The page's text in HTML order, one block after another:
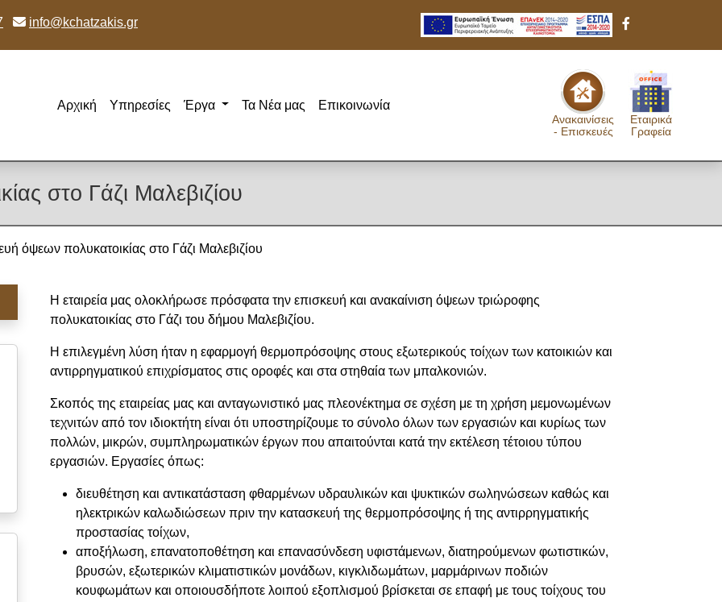
info@kchatzakis.gr
Αρχική Υπηρεσίες Έργα Τα Νέα μας Επικοινωνία
Ανακαινίσεις
- Επισκευές
Εταιρικά
Γραφεία
στο Γάζι Μαλεβιζίου
όψεων πολυκατοικίας στο Γάζι Μαλεβιζίου
Η εταιρεία μας ολοκλήρωσε πρόσφατα την επισκευή και ανακαίνιση όψεων τριώροφης
πολυκατοικίας στο Γάζι του δήμου Μαλεβιζίου.
Η επιλεγμένη λύση ήταν η εφαρμογή θερμοπρόσοψης στους εξωτερικούς τοίχων των κατοικιών και
αντιρρηγματικού επιχρίσματος στις οροφές και στα στηθαία των μπαλκονιών.
Σκοπός της εταιρείας μας και ανταγωνιστικό μας πλεονέκτημα σε σχέση με τη χρήση μεμονωμένων
τεχνιτών από τον ιδιοκτήτη είναι ότι υποστηρίζουμε το σύνολο όλων των εργασιών και κυρίως των
πολλών, μικρών, συμπληρωματικών έργων που απαιτούνται κατά την εκτέλεση τέτοιου τύπου
εργασιών. Εργασίες όπως:
διευθέτηση και αντικατάσταση φθαρμένων υδραυλικών και ψυκτικών σωληνώσεων καθώς και
ηλεκτρικών καλωδιώσεων πριν την κατασκευή της θερμοπρόσοψης ή της αντιρρηγματικής
προστασίας τοίχων,
αποξήλωση, επανατοποθέτηση και επανασύνδεση υφιστάμενων, διατηρούμενων φωτιστικών,
βρυσών, εξωτερικών κλιματιστικών μονάδων, κιγκλιδωμάτων, μαρμάρινων ποδιών
κουφωμάτων και οποιουσδήποτε λοιπού εξοπλισμού βρίσκεται σε επαφή με τους τοίχους του